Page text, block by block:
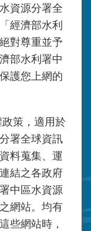
資源分署全
經濟部水利
對尊重並予
部水利署中
護您上網的
政策，適用於
分署全球資訊
料蒐集、運
結之各政府
中區水資源
網站。均有
些網站時，